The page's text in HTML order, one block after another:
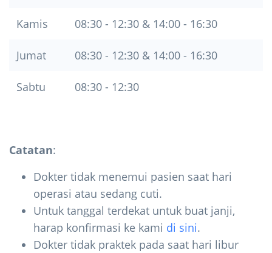
Kamis 08:30 - 12:30 & 14:00 - 16:30
Jumat 08:30 - 12:30 & 14:00 - 16:30
Sabtu 08:30 - 12:30
Catatan:
Dokter tidak menemui pasien saat hari
operasi atau sedang cuti.
Untuk tanggal terdekat untuk buat janji,
harap konfirmasi ke kami di sini.
Dokter tidak praktek pada saat hari libur